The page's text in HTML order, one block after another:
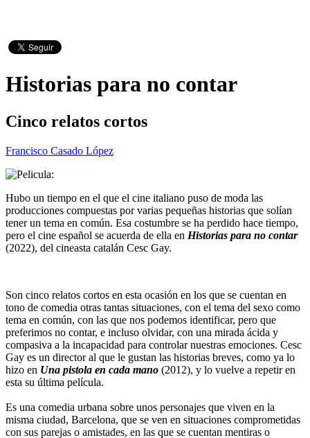
Historias para no contar
Cinco relatos cortos
Francisco Casado López
Hubo un tiempo en el que el cine italiano puso de moda las
producciones compuestas por varias pequeñas historias que solían
tener un tema en común. Esa costumbre se ha perdido hace tiempo,
pero el cine español se acuerda de ella en Historias para no contar
(2022), del cineasta catalán Cesc Gay.
Son cinco relatos cortos en esta ocasión en los que se cuentan en
tono de comedia otras tantas situaciones, con el tema del sexo como
tema en común, con las que nos podemos identificar, pero que
preferimos no contar, e incluso olvidar, con una mirada ácida y
compasiva a la incapacidad para controlar nuestras emociones. Cesc
Gay es un director al que le gustan las historias breves, como ya lo
hizo en Una pistola en cada mano (2012), y lo vuelve a repetir en
esta su última película.
Es una comedia urbana sobre unos personajes que viven en la
misma ciudad, Barcelona, que se ven en situaciones comprometidas
con sus parejas o amistades, en las que se cuentan mentiras o